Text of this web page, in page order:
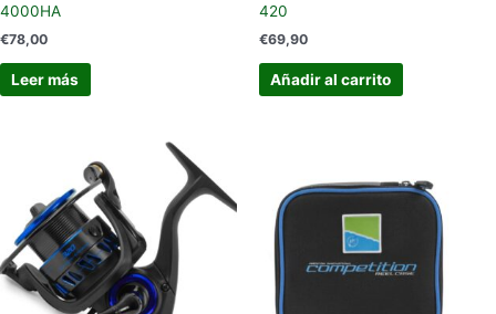
4000HA
€78,00
Leer más
420
€69,90
Añadir al carrito